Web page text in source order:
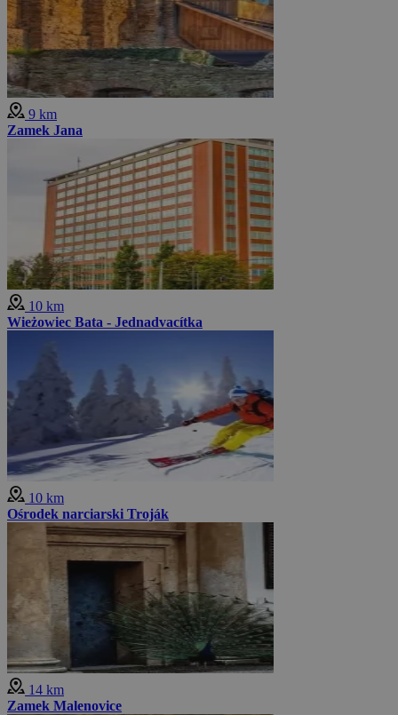
9 km
Zamek Jana
10 km
Wieżowiec Bata - Jednadvacítka
10 km
Ośrodek narciarski Troják
14 km
Zamek Malenovice